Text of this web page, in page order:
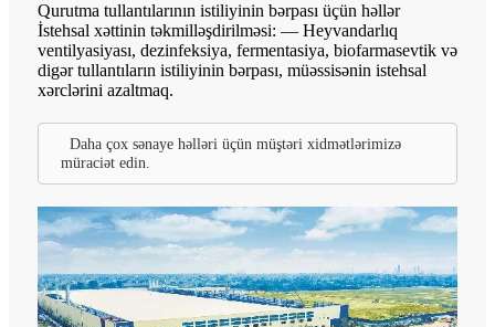
Qurutma tullantılarının istiliyinin bərpası üçün həllər
İstehsal xəttinin təkmilləşdirilməsi: — Heyvandarlıq
ventilyasiyası, dezinfeksiya, fermentasiya, biofarmasevtik və
digər tullantıların istiliyinin bərpası, müəssisənin istehsal
xərclərini azaltmaq.
Daha çox sənaye həlləri üçün müştəri xidmətlərimizə
müraciət edin.